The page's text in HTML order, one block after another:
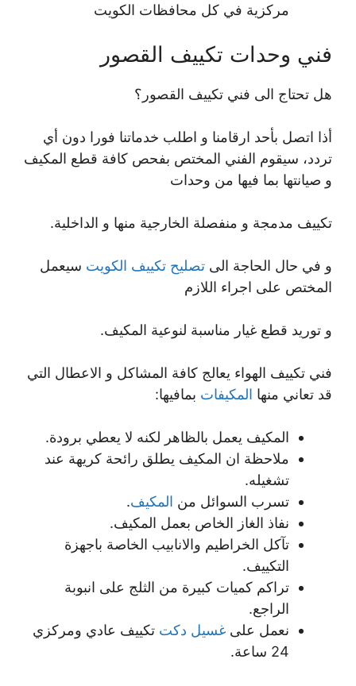
مركزية في كل محافظات الكويت
فني وحدات تكييف القصور
هل تحتاج الى فني تكييف القصور؟
أذا اتصل بأحد ارقامنا و اطلب خدماتنا فورا دون أي
تردد، سيقوم الفني المختص بفحص كافة قطع المكيف
و صيانتها بما فيها من وحدات
تكييف مدمجة و منفصلة الخارجية منها و الداخلية.
و في حال الحاجة الى تصليح تكييف الكويت سيعمل
المختص على اجراء اللازم
و توريد قطع غيار مناسبة لنوعية المكيف.
فني تكييف الهواء يعالج كافة المشاكل و الاعطال التي
قد تعاني منها المكيفات بمافيها:
المكيف يعمل بالظاهر لكنه لا يعطي برودة.
ملاحظة ان المكيف يطلق رائحة كريهة عند
تشغيله.
تسرب السوائل من المكيف.
نفاذ الغاز الخاص بعمل المكيف.
تآكل الخراطيم والانابيب الخاصة باجهزة
التكييف.
تراكم كميات كبيرة من الثلج على انبوبة
الراجع.
نعمل على غسيل دكت تكييف عادي ومركزي
24 ساعة.